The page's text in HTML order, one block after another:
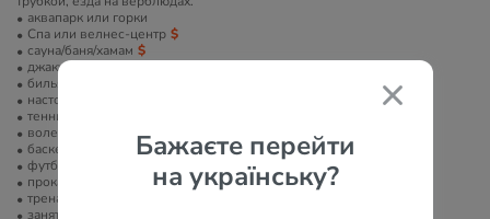
Бажаєте перейти
на українську?
аквапарк или горки
Спа или велнес-центр
сауна/баня/хамам
джакузи
бильярд
настольный теннис
теннисный корт
волейбол
баскетбольная площадка
футбольное поле
прокат велосипедов
тренажерный зал
занятия йогой